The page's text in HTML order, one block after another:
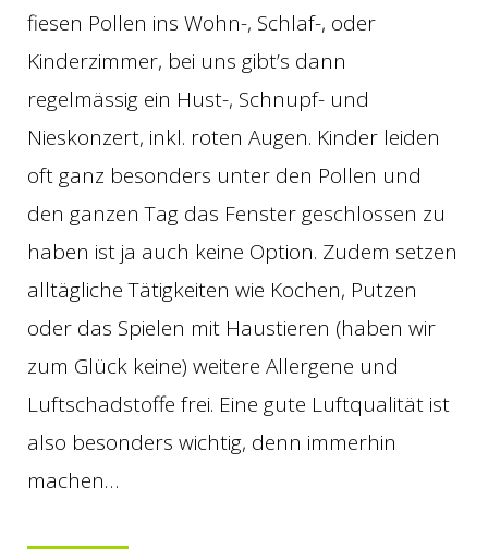
fiesen Pollen ins Wohn-, Schlaf-, oder
Kinderzimmer, bei uns gibt’s dann
regelmässig ein Hust-, Schnupf- und
Nieskonzert, inkl. roten Augen. Kinder leiden
oft ganz besonders unter den Pollen und
den ganzen Tag das Fenster geschlossen zu
haben ist ja auch keine Option. Zudem setzen
alltägliche Tätigkeiten wie Kochen, Putzen
oder das Spielen mit Haustieren (haben wir
zum Glück keine) weitere Allergene und
Luftschadstoffe frei. Eine gute Luftqualität ist
also besonders wichtig, denn immerhin
machen…